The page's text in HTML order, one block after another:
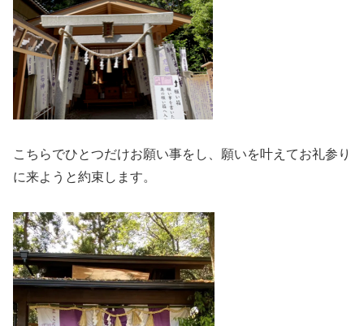
こちらでひとつだけお願い事をし、願いを叶えてお礼参り
に来ようと約束します。